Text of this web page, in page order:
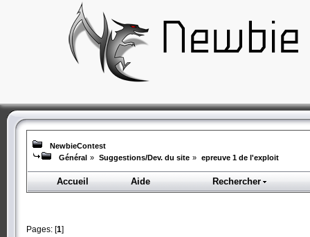
NewbieContest
Général » Suggestions/Dev. du site » epreuve 1 de l'exploit
Accueil Aide Rechercher
Pages: [1]